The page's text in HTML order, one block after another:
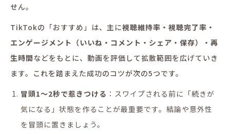
せん。
TikTokの「おすすめ」は、主に視聴維持率・視聴完了率・
エンゲージメント（いいね・コメント・シェア・保存）・再
生時間などをもとに、動画を評価して拡散範囲を広げていき
ます。これを踏まえた成功のコツが次の5つです。
冒頭1〜2秒で惹きつける ：スワイプされる前に「続きが
気になる」状態を作ることが最重要です。結論や意外性
を冒頭に置きましょう。